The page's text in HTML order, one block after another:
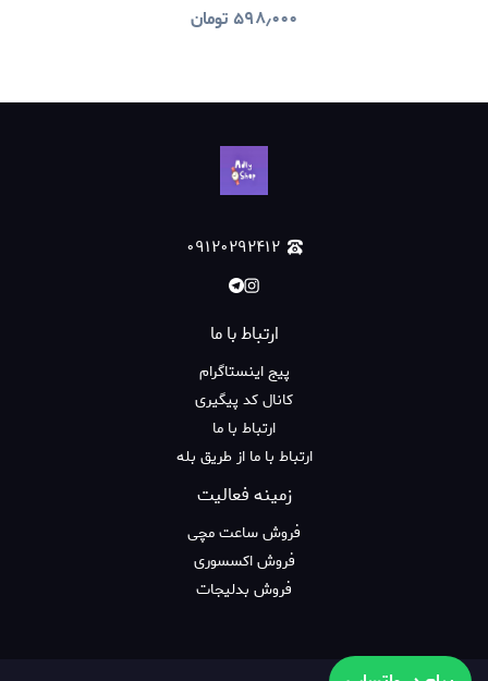
۵۹۸٫۰۰۰تومان
۰۹۱۲۰۲۹۲۴۱۲
ارتباط با ما
پیج اینستاگرام
کانال کد پیگیری
ارتباط با ما
ارتباط با ما از طریق بله
زمینه فعالیت
فروش ساعت مچی
فروش اکسسوری
فروش بدلیجات